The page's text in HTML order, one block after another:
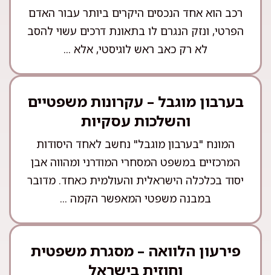
רכב הוא אחד הנכסים היקרים ביותר עבור האדם
הפרטי, ונזק הנגרם לו בתאונת דרכים עשוי להסב
לא רק כאב ראש לוגיסטי, אלא ...
בערבון מוגבל – עקרונות משפטיים
והשלכות עסקיות
המונח "בערבון מוגבל" נחשב לאחד היסודות
המרכזיים במשפט המסחרי המודרני ומהווה אבן
יסוד בכלכלה הישראלית והעולמית כאחד. מדובר
במבנה משפטי המאפשר הקמה ...
פירעון הלוואה – מסגרת משפטית
וחוזית בישראל